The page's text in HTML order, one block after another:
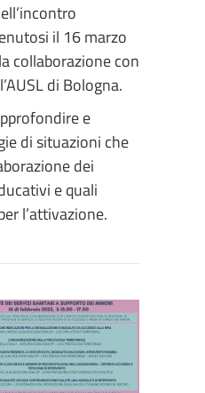
il 16 marzo
collaborazione con
di Bologna.
e
di situazioni che
dei
e quali
l’attivazione.